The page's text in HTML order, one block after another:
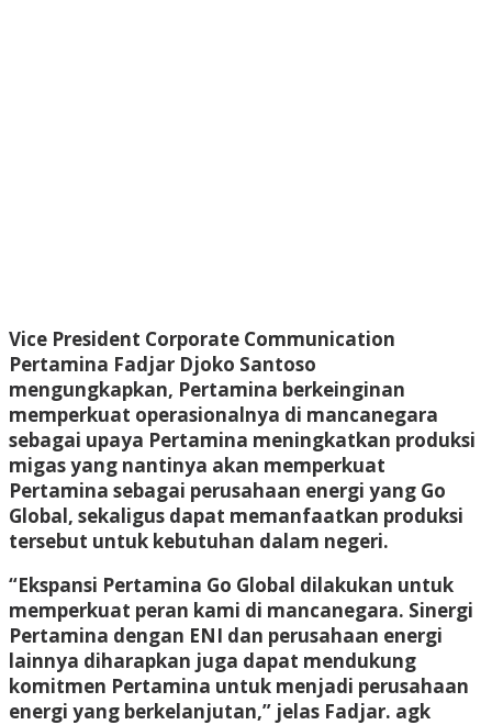
Vice President Corporate Communication
Pertamina Fadjar Djoko Santoso
mengungkapkan, Pertamina berkeinginan
memperkuat operasionalnya di mancanegara
sebagai upaya Pertamina meningkatkan produksi
migas yang nantinya akan memperkuat
Pertamina sebagai perusahaan energi yang Go
Global, sekaligus dapat memanfaatkan produksi
tersebut untuk kebutuhan dalam negeri.
“Ekspansi Pertamina Go Global dilakukan untuk
memperkuat peran kami di mancanegara. Sinergi
Pertamina dengan ENI dan perusahaan energi
lainnya diharapkan juga dapat mendukung
komitmen Pertamina untuk menjadi perusahaan
energi yang berkelanjutan,” jelas Fadjar. agk